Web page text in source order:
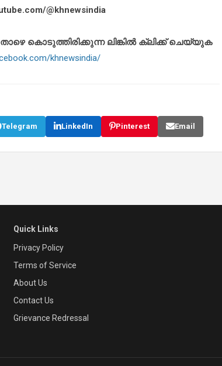
@khnewsindia
കൊടുത്തിരിക്കുന്ന ലിങ്കിൽ ക്ലിക്ക് ചെയ്യുക
khnewsindia/
Telegram LinkedIn Pinterest Email
Quick Links
Privacy Policy
Terms of Service
About Us
Contact Us
Grievance Redressal